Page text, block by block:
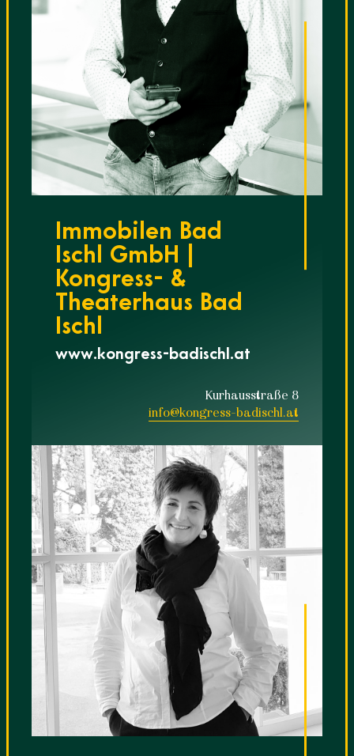
Immobilen Bad
Ischl GmbH |
Kongress- &
Theaterhaus Bad
Ischl
www.kongress-badischl.at
Kurhausstraße 8
info@kongress-badischl.at